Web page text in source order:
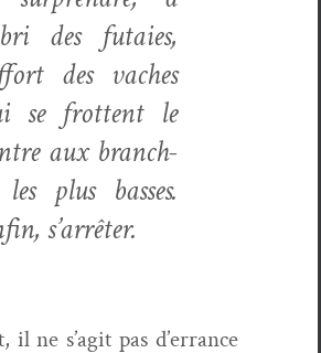
des futaies,
des vach­es
se frot­tent le
aux branch­
plus bass­es.
s’arrêter.
ne s’agit pas d’errance